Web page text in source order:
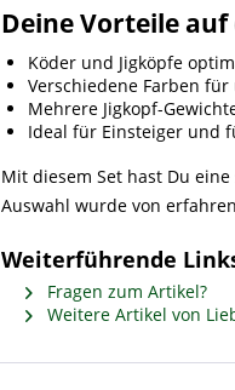
Deine Vorteile auf
Köder und Jigköpfe
Verschiedene Farben
Mehrere Jigkopf-
Ideal für Einsteiger und
Mit diesem Set hast Du
Auswahl wurde von
Weiterführende
Fragen zum Artikel?
Weitere Artikel von